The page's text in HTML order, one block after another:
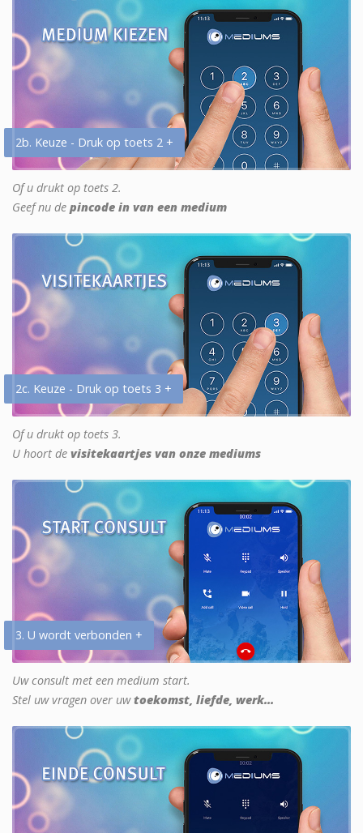
2b. Keuze - Druk op toets 2 +
Of u drukt op toets 2.
Geef nu de pincode in van een medium
2c. Keuze - Druk op toets 3 +
Of u drukt op toets 3.
U hoort de visitekaartjes van onze mediums
3. U wordt verbonden +
Uw consult met een medium start.
Stel uw vragen over uwtoekomst, liefde, werk...